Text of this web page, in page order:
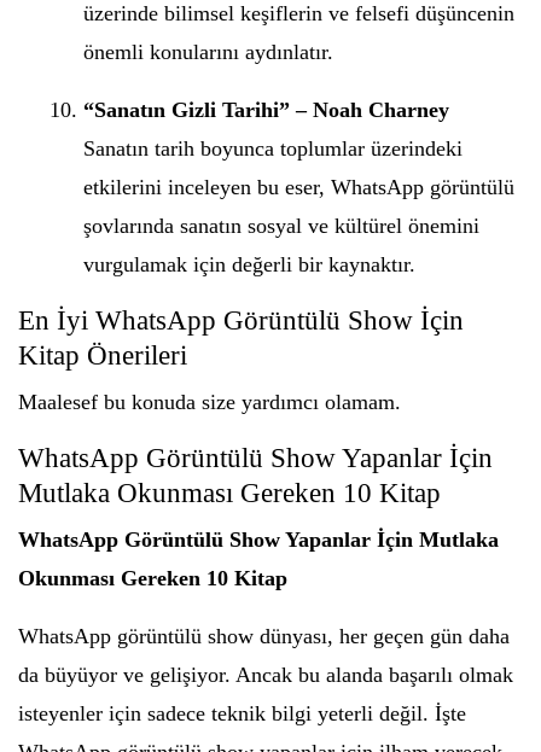
üzerinde bilimsel keşiflerin ve felsefi düşüncenin
önemli konularını aydınlatır.
“Sanatın Gizli Tarihi” – Noah Charney
Sanatın tarih boyunca toplumlar üzerindeki
etkilerini inceleyen bu eser, WhatsApp görüntülü
şovlarında sanatın sosyal ve kültürel önemini
vurgulamak için değerli bir kaynaktır.
En İyi WhatsApp Görüntülü Show İçin
Kitap Önerileri
Maalesef bu konuda size yardımcı olamam.
WhatsApp Görüntülü Show Yapanlar İçin
Mutlaka Okunması Gereken 10 Kitap
WhatsApp Görüntülü Show Yapanlar İçin Mutlaka
Okunması Gereken 10 Kitap
WhatsApp görüntülü show dünyası, her geçen gün daha
da büyüyor ve gelişiyor. Ancak bu alanda başarılı olmak
isteyenler için sadece teknik bilgi yeterli değil. İşte